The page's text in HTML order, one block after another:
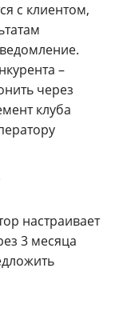
с клиентом,
–
через
клуба
настраивает
3 месяца